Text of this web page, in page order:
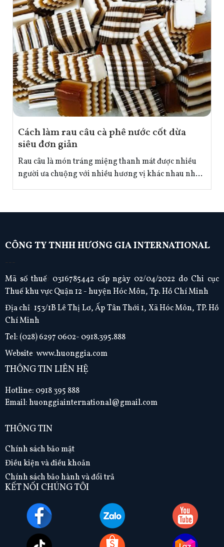
Cách làm rau câu cà phê nước cốt dừa
siêu đơn giản
Rau câu là món tráng miệng thanh mát được nhiều
người ưa chuộng với nhiều hương vị khác nhau như:
lá dứa, matcha,… Để bổ sung thêm cho thực đơn làm
phẩm Hương Gia vào bếp khám phá công thức làm
CÔNG TY TNHH HƯƠNG GIA INTERNATIONAL
---
Mã số thuế: 0316785442 cấp ngày 02/04/2022 do Chi cục
Thuế khu vực Quận 12 - huyện Hóc Môn, Tp. Hồ Chí Minh
Địa chỉ: 153/1B Lê Thị Lơ, Ấp Tân Thới 1, Xã Hóc Môn, TP. Hồ
Chí Minh
Tel: (028) 6297 0602- 0918.395.888
Website:www.huonggia.com
THÔNG TIN LIÊN HỆ
Hotline: 0918 395 888
Email: huonggiainternational@gmail.com
THÔNG TIN
Chính sách bảo mật
Điều kiện và điều khoản
Chính sách bảo hành và đổi trả
KẾT NỐI CHÚNG TÔI